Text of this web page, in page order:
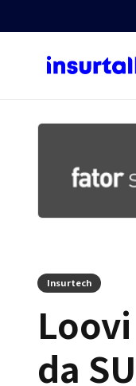
Insurtech
da